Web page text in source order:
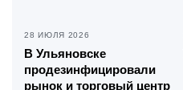
28 ИЮЛЯ 2026
В Ульяновске
продезинфицировали
рынок и торговый центр